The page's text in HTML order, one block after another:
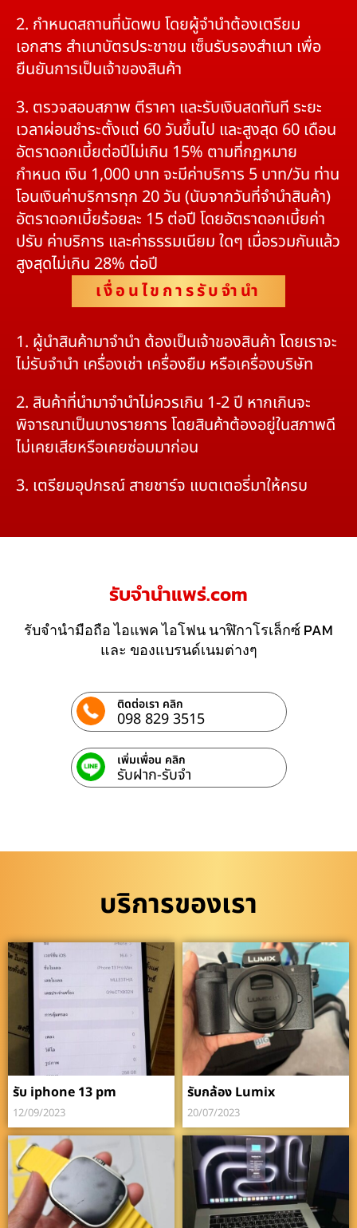
2. กำหนดสถานที่นัดพบ โดยผู้จำนำต้องเตรียม
เอกสาร สำเนาบัตรประชาชน เซ็นรับรองสำเนา เพื่อ
ยืนยันการเป็นเจ้าของสินค้า
3. ตรวจสอบสภาพ ตีราคา และรับเงินสดทันที ระยะ
เวลาผ่อนชำระตั้งแต่ 60 วันขึ้นไป และสูงสุด 60 เดือน
อัตราดอกเบี้ยต่อปีไม่เกิน 15% ตามที่กฏหมาย
กำหนด เงิน 1,000 บาท จะมีค่าบริการ 5 บาท/วัน ท่าน
โอนเงินค่าบริการทุก 20 วัน (นับจากวันที่จำนำสินค้า)
อัตราดอกเบี้ยร้อยละ 15 ต่อปี โดยอัตราดอกเบี้ยค่า
ปรับ ค่าบริการ และค่าธรรมเนียม ใดๆ เมื่อรวมกันแล้ว
สูงสุดไม่เกิน 28% ต่อปี
เงื่อนไขการรับจำนำ
1. ผู้นำสินค้ามาจำนำ ต้องเป็นเจ้าของสินค้า โดยเราจะ
ไม่รับจำนำ เครื่องเช่า เครื่องยืม หรือเครื่องบริษัท
2. สินค้าที่นำมาจำนำไม่ควรเกิน 1-2 ปี หากเกินจะ
พิจารณาเป็นบางรายการ โดยสินค้าต้องอยู่ในสภาพดี
ไม่เคยเสียหรือเคยซ่อมมาก่อน
3. เตรียมอุปกรณ์ สายชาร์จ แบตเตอรี่มาให้ครบ
รับจํานําแพร่.com
รับจำนำมือถือ ไอแพค ไอโฟน นาฬิกาโรเล็กซ์ PAM
และ ของแบรนด์เนมต่างๆ
ติดต่อเรา คลิก
098 829 3515
เพิ่มเพื่อน คลิก
รับฝาก-รับจํา
บริการของเรา
รับ iphone 13 pm
12/09/2023
รับกล้อง Lumix
20/07/2023